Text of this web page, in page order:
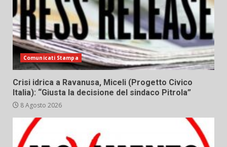
Comunicati Stampa
Crisi idrica a Ravanusa, Miceli (Progetto Civico
Italia): “Giusta la decisione del sindaco Pitrola”
8 Agosto 2026